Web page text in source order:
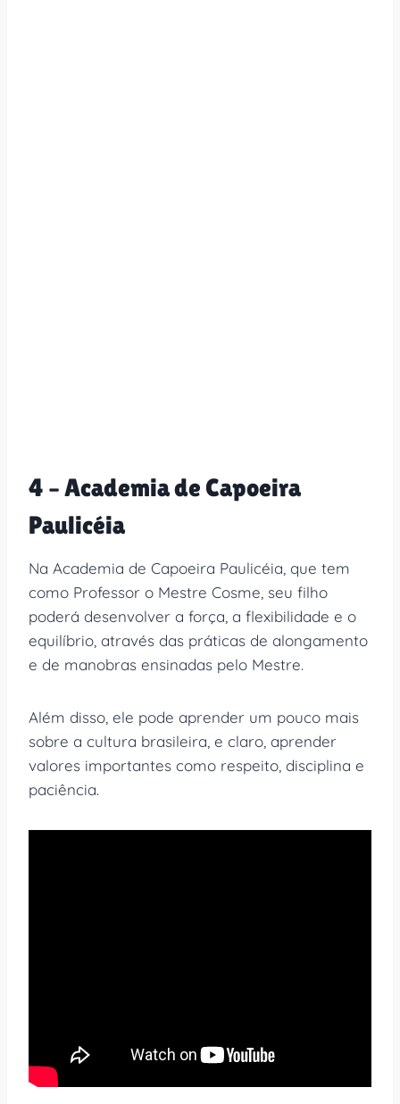
4 – Academia de Capoeira
Paulicéia
Na Academia de Capoeira Paulicéia, que tem
como Professor o Mestre Cosme, seu filho
poderá desenvolver a força, a flexibilidade e o
equilíbrio, através das práticas de alongamento
e de manobras ensinadas pelo Mestre.
Além disso, ele pode aprender um pouco mais
sobre a cultura brasileira, e claro, aprender
valores importantes como respeito, disciplina e
paciência.